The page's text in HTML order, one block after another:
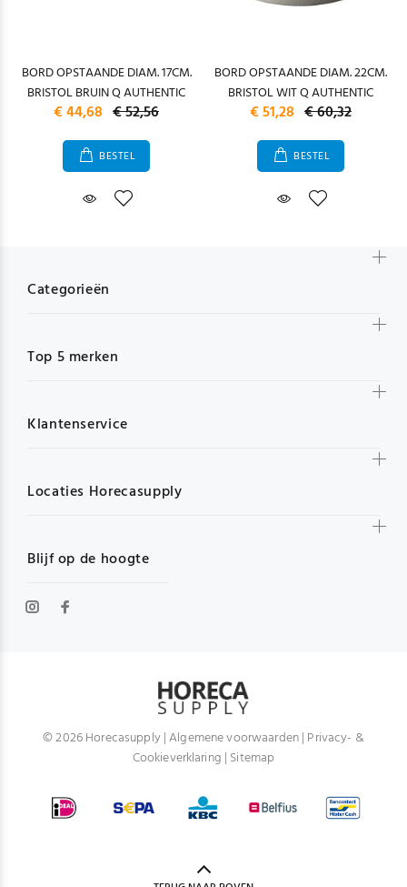
BORD OPSTAANDE DIAM. 17CM.
BRISTOL BRUIN Q AUTHENTIC
€ 44,68 € 52,56
BESTEL
BORD OPSTAANDE DIAM. 22CM.
BRISTOL WIT Q AUTHENTIC
€ 51,28 € 60,32
BESTEL
Blijf op de hoogte
Categorieën
Top 5 merken
Klantenservice
Locaties Horecasupply
© 2026 Horecasupply |Algemene voorwaarden| Privacy- &
Cookieverklaring | Sitemap